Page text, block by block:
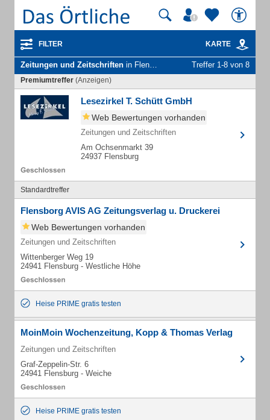
FILTER KARTE
Zeitungen und Zeitschriften in Flensburg Treffer 1-8 von 8
Premiumtreffer (Anzeigen)
Lesezirkel T. Schütt GmbH
Web Bewertungen vorhanden
Zeitungen und Zeitschriften
Am Ochsenmarkt 39
24937 Flensburg
Standardtreffer
Flensborg AVIS AG Zeitungsverlag u. Druckerei
Web Bewertungen vorhanden
Zeitungen und Zeitschriften
Wittenberger Weg 19
24941 Flensburg - Westliche Höhe
Heise PRIME gratis testen
MoinMoin Wochenzeitung, Kopp & Thomas Verlag
Zeitungen und Zeitschriften
Graf-Zeppelin-Str. 6
24941 Flensburg - Weiche
Heise PRIME gratis testen